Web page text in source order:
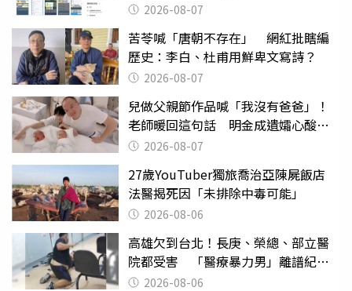
2026-08-07
苦苓喊「唐朝不存在」 網紅批瞎編
歷史：李白、杜甫用鮮卑文寫詩？
2026-08-07
兒做父親節作品喊「我沒有爸爸」！
老師暖回這句話 明金成遺孀心酸惹
淚 2026-08-07
27歲YouTuber獨旅喬治亞陳屍飯店
法醫揭死因「未排除中毒可能」
2026-08-06
高雄欠到台北！長庚、榮總、部立醫
院都受害 「醫療暴力男」離譜紀錄
曝光2026-08-06